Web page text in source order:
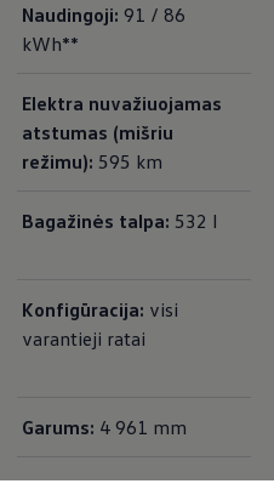
Naudingoji: 91 / 86
kWh**
Elektra nuvažiuojamas
atstumas (mišriu
režimu): 595 km
Bagažinės talpa: 532 l
Konfigūracija: visi
varantieji ratai
Garums: 4 961 mm
Augstums:1 536 mm